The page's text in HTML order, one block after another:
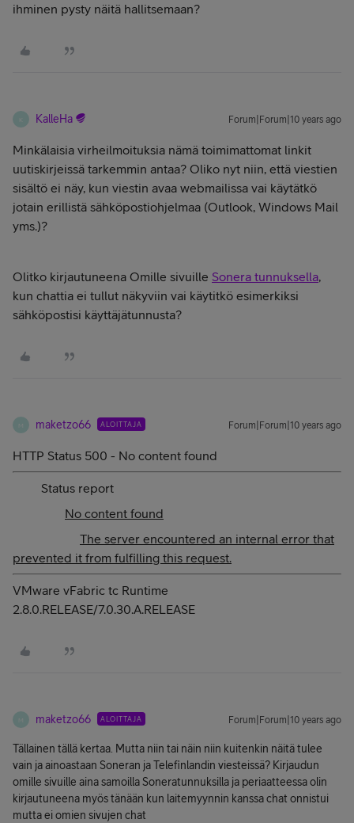
ihminen pysty näitä hallitsemaan?
K KalleHa Forum|Forum|10 years ago
Minkälaisia virheilmoituksia nämä toimimattomat linkit
uutiskirjeissä tarkemmin antaa? Oliko nyt niin, että viestien
sisältö ei näy, kun viestin avaa webmailissa vai käytätkö
jotain erillistä sähköpostiohjelmaa (Outlook, Windows Mail
yms.)?
Olitko kirjautuneena Omille sivuille Sonera tunnuksella,
kun chattia ei tullut näkyviin vai käytitkö esimerkiksi
sähköpostisi käyttäjätunnusta?
M maketzo66 ALOITTAJA Forum|Forum|10 years ago
HTTP Status 500 - No content found
Status report
No content found
The server encountered an internal error that
prevented it from fulfilling this request.
VMware vFabric tc Runtime
2.8.0.RELEASE/7.0.30.A.RELEASE
M maketzo66 ALOITTAJA Forum|Forum|10 years ago
Tällainen tällä kertaa. Mutta niin tai näin niin kuitenkin näitä tulee
vain ja ainoastaan Soneran ja Telefinlandin viesteissä? Kirjaudun
omille sivuille aina samoilla Soneratunnuksilla ja periaatteessa olin
kirjautuneena myös tänään kun laitemyynnin kanssa chat onnistui
mutta ei omien sivujen chat